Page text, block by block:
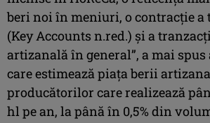
beri noi în meniuri, o contracție
(Key Accounts n.red.) și a
artizanală în general”, a mai
care estimează piața berii
producătorilor care realizează
hl pe an, la până în 0,5% din